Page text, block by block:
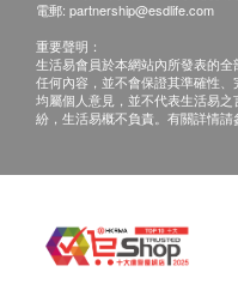
電郵: partnership@esdlife.com
重要聲明：
生活易會員於本網站內所發表的
任何內容，並不會保證其準確性
均屬個人意見，並不代表生活易
紛，生活易概不負責。有關詳情請